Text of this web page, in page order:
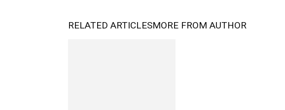
RELATED ARTICLESMORE FROM AUTHOR